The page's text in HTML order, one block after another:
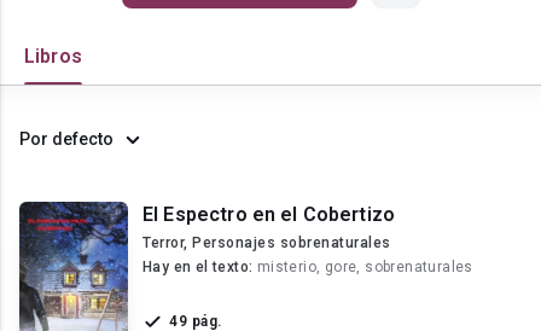
Libros
Por defecto
El Espectro en el Cobertizo
Terror, Personajes sobrenaturales
Hay en el texto: misterio, gore, sobrenaturales
49 pág.